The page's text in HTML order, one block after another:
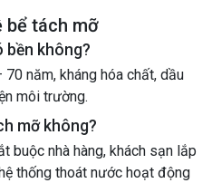
bể tách mỡ
bền không?
năm, kháng hóa chất, dầu
môi trường.
mỡ không?
buộc nhà hàng, khách sạn lắp
thống thoát nước hoạt động